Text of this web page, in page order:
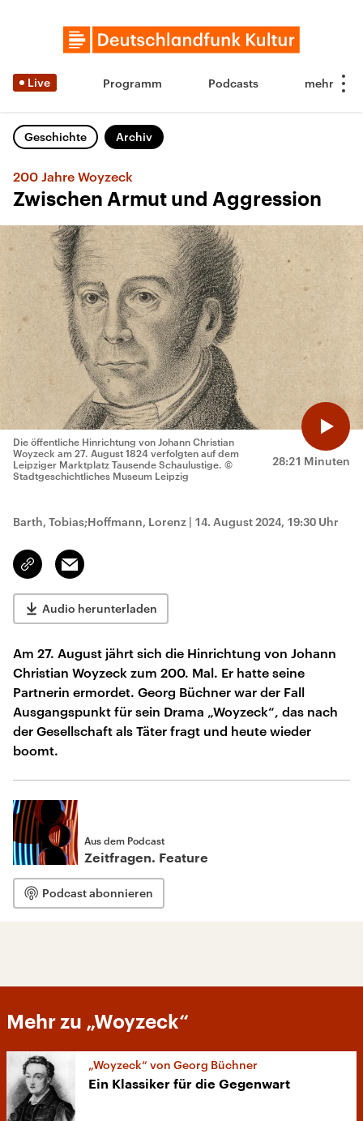
Live Programm Podcasts
Geschichte Archiv
200 Jahre Woyzeck
Zwischen Armut und Aggression
28:21 Minuten
Die öffentliche Hinrichtung von Johann Christian
Woyzeck am 27. August 1824 verfolgten auf dem
Leipziger Marktplatz Tausende Schaulustige. ©
Stadtgeschichtliches Museum Leipzig
Barth, Tobias;Hoffmann, Lorenz | 14. August 2024, 19:30 Uhr
Link
kopieren/teilen
Email
Audio herunterladen
Am 27. August jährt sich die Hinrichtung von Johann
Christian Woyzeck zum 200. Mal. Er hatte seine
Partnerin ermordet. Georg Büchner war der Fall
Ausgangspunkt für sein Drama „Woyzeck“, das nach
der Gesellschaft als Täter fragt und heute wieder
boomt.
Aus dem Podcast
Zeitfragen. Feature
Podcast abonnieren
Mehr zu „Woyzeck“
„Woyzeck“ von Georg Büchner
Ein Klassiker für die Gegenwart